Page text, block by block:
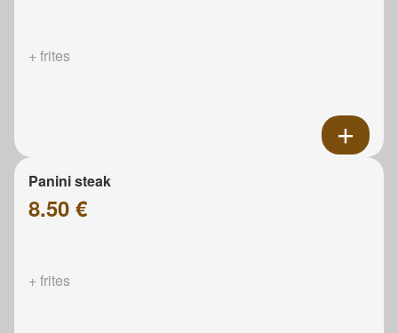
+ frites
Panini steak
8.50 €
+ frites